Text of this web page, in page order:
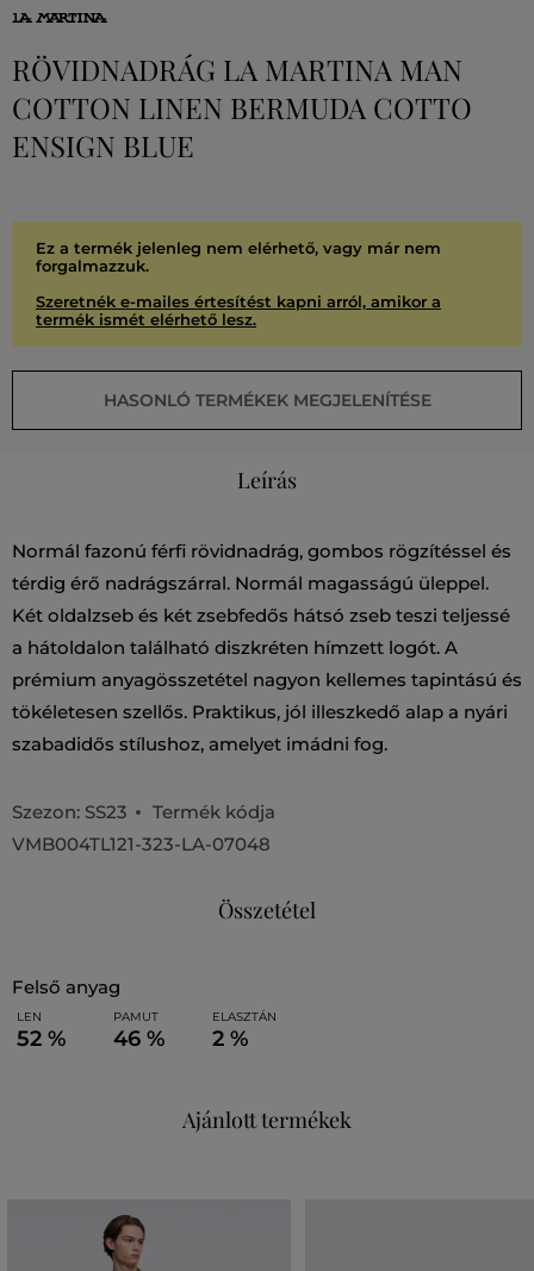
RÖVIDNADRÁG LA MARTINA MAN
COTTON LINEN BERMUDA COTTO
ENSIGN BLUE
Ez a termék jelenleg nem elérhető, vagy már nem
forgalmazzuk.
Szeretnék e-mailes értesítést kapni arról, amikor a
termék ismét elérhető lesz.
HASONLÓ TERMÉKEK MEGJELENÍTÉSE
Leírás
Normál fazonú férfi rövidnadrág, gombos rögzítéssel és
térdig érő nadrágszárral. Normál magasságú üleppel.
Két oldalzseb és két zsebfedős hátsó zseb teszi teljessé
a hátoldalon található diszkréten hímzett logót. A
prémium anyagösszetétel nagyon kellemes tapintású és
tökéletesen szellős. Praktikus, jól illeszkedő alap a nyári
szabadidős stílushoz, amelyet imádni fog.
Szezon: SS23
Termék kódja
VMB004TL121-323-LA-07048
Összetétel
felső anyag
LEN
52 %
PAMUT
46 %
ELASZTÁN
2 %
Ajánlott termékek